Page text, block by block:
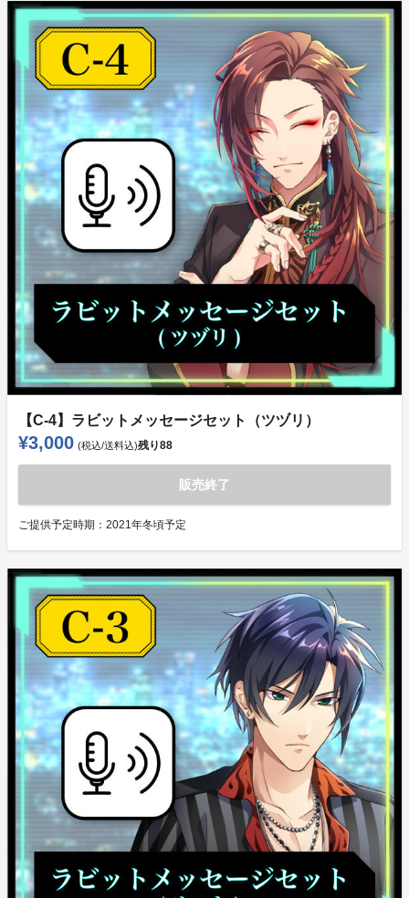
【C-4】ラビットメッセージセット（ツヅリ）
¥3,000 (税込/送料込)残り88
販売終了
ご提供予定時期： 2021年冬頃予定